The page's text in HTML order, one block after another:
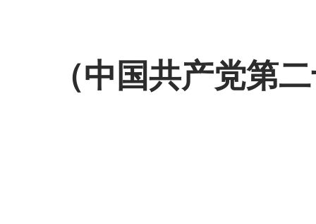
（中国共产党第